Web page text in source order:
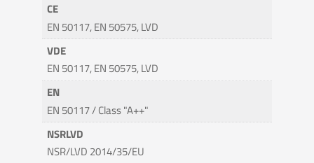
CE
EN 50117, EN 50575, LVD
VDE
EN 50117, EN 50575, LVD
EN
EN 50117 / Class "A++"
NSRLVD
NSR/LVD 2014/35/EU